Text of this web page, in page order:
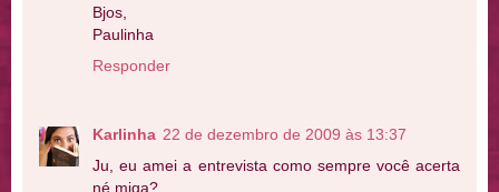
Bjos,
Paulinha
Responder
Karlinha 22 de dezembro de 2009 às 13:37
Ju, eu amei a entrevista como sempre você acerta
né miga?